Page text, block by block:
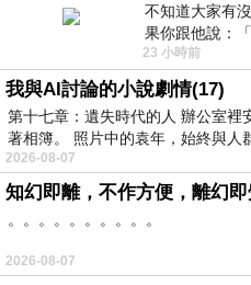
不知道大家有
果你跟他說：
出一種慈祥的
23 小時前
我與AI討論的小說劇情(17)
第十七章：遺失時代的人 辦公室裡
著相簿。 照片中的袁年，始終與人
2026-08-07
知幻即離，不作方便，離幻
。。。。。。。。。。
2026-08-07